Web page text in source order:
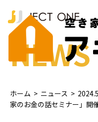
NEWS
ホーム > ニュース >
家のお金の話セミナー」開